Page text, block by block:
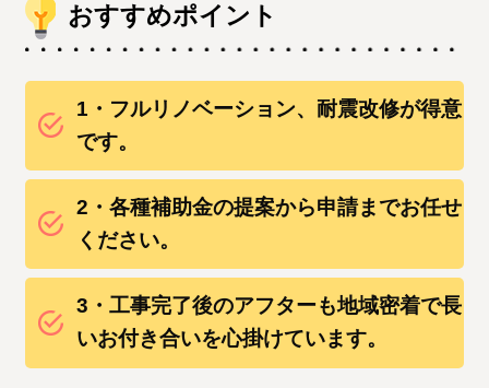
おすすめポイント
1・フルリノベーション、耐震改修が得意
です。
2・各種補助金の提案から申請までお任せ
ください。
3・工事完了後のアフターも地域密着で長
いお付き合いを心掛けています。